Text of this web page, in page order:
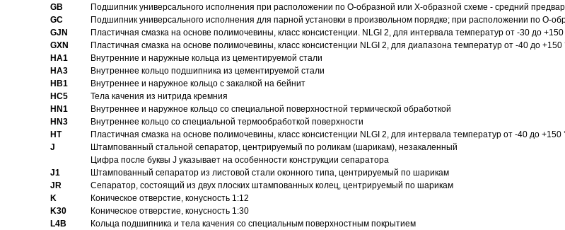
GB
Подшипник универсального исполнения при расположении по О-образной или Х-образной схеме - средний
GC
Подшипник универсального исполнения для парной установки в произвольном порядке; при расположении по О-
GJN
Пластичная смазка на основе полимочевины, класс консистенции. NLGI 2, для интервала температур от -30 до
GXN
Пластичная смазка на основе полимочевины, класс консистенции NLGI 2, для диапазона температур от -40 до +150
HA1
Внутренние и наружные кольца из цементируемой стали
HA3
Bнутреннее кольцо подшипника из цементируемой стали
HB1
Bнутреннее и наружное кольцо с закалкой на бейнит
HC5
Тела качения из нитрида кремния
HN1
Bнутреннее и наружное кольцо со специальной поверхностной термической обработкой
HN3
Внутреннее кольцо со специальной термообработкой поверхности
HT
Пластичная смазка на основе полимочевины, класс консистенции NLGI 2, для интервала температур от -40 до +150
J
Штампованный стальной сепаратор, центрируемый по роликам (шарикам), незакаленный
Цифра после буквы J указывает на особенности конструкции сепаратора
J1
Штампованный сепаратор из листовой стали оконного типа, центрируемый по шарикам
JR
Сепаратор, состоящий из двух плоских штампованных колец, центрируемый по шарикам
K
Коническое отверстие, конусность 1:12
K30
Коническое отверстие, конусность 1:30
L4B
Кольца подшипника и тела качения со специальным поверхностным покрытием